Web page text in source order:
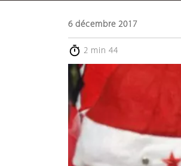
6 décembre 2017
2 min 44